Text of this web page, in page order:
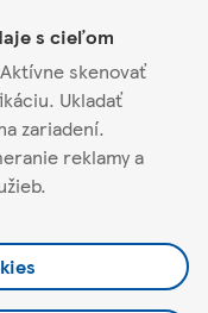
s cieľom
skenovať
Ukladať
zariadení.
reklamy a